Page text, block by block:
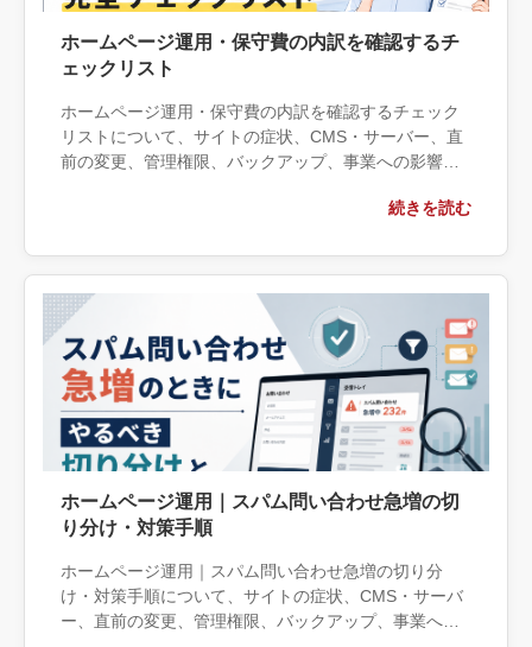
ホームページ運用・保守費の内訳を確認するチ
ェックリスト
ホームページ運用・保守費の内訳を確認するチェック
リストについて、サイトの症状、CMS・サーバー、直
前の変更、管理権限、バックアップ、事業への影響の
できる範囲と外部へ相談する条件、相談前に用意する
ます。
続きを読む
ホームページ運用｜スパム問い合わせ急増の切
り分け・対策手順
ホームページ運用｜スパム問い合わせ急増の切り分
け・対策手順について、サイトの症状、CMS・サーバ
ー、直前の変更、管理権限、バックアップ、事業への